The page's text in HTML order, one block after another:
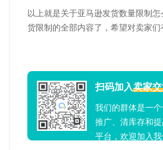
以上就是关于亚马逊发货数量限制
货限制的全部内容了，希望对卖家们
扫码加入卖家
我们的群体是一
推广、清库存和
平台，欢迎加入